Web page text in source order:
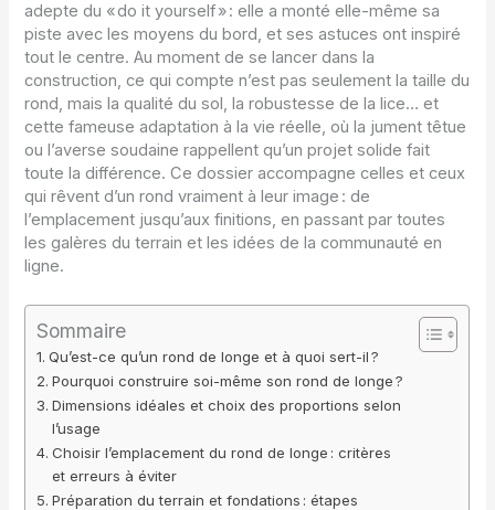
adepte du « do it yourself » : elle a monté elle-même sa
piste avec les moyens du bord, et ses astuces ont inspiré
tout le centre. Au moment de se lancer dans la
construction, ce qui compte n’est pas seulement la taille du
rond, mais la qualité du sol, la robustesse de la lice… et
cette fameuse adaptation à la vie réelle, où la jument têtue
ou l’averse soudaine rappellent qu’un projet solide fait
toute la différence. Ce dossier accompagne celles et ceux
qui rêvent d’un rond vraiment à leur image : de
l’emplacement jusqu’aux finitions, en passant par toutes
les galères du terrain et les idées de la communauté en
ligne.
Sommaire
Qu’est-ce qu’un rond de longe et à quoi sert-il ?
Pourquoi construire soi-même son rond de longe ?
Dimensions idéales et choix des proportions selon
l’usage
Choisir l’emplacement du rond de longe : critères
et erreurs à éviter
Préparation du terrain et fondations : étapes